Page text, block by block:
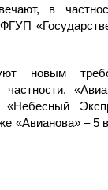
в
новым
частности,
«Небесный
«Авианова» – 5